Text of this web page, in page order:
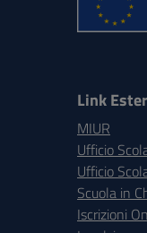
Link
MIUR
Ufficio
Ufficio
Scuola in
Iscrizioni